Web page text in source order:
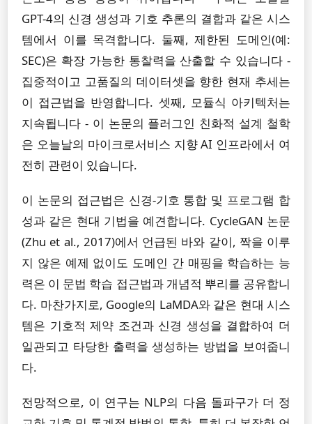
GPT-4의 신경 생성과 기호 추론의 결합과 같은 시스
템에서 이를 목격합니다. 둘째, 제한된 도메인(예:
SEC)은 확장 가능한 통찰력을 산출할 수 있습니다 -
집중적이고 고품질의 데이터셋을 향한 현재 추세는
이 접근법을 반영합니다. 셋째, 모듈식 아키텍처는
지속됩니다 - 이 논문의 플러그인 친화적 설계 철학
은 오늘날의 마이크로서비스 지향 AI 인프라에서 여
전히 관련이 있습니다.
이 논문의 접근법은 신경-기호 통합 및 프로그램 합
성과 같은 현대 기법을 예견합니다. CycleGAN 논문
(Zhu et al., 2017)에서 언급된 바와 같이, 짝을 이루
지 않은 예제 없이도 도메인 간 매핑을 학습하는 능
력은 이 문법 학습 접근법과 개념적 뿌리를 공유합니
다. 마찬가지로, Google의 LaMDA와 같은 현대 시스
템은 기호적 제약 조건과 신경 생성을 결합하여 더
일관되고 타당한 출력을 생성하는 방법을 보여줍니
다.
전망적으로, 이 연구는 NLP의 다음 돌파구가 더 정